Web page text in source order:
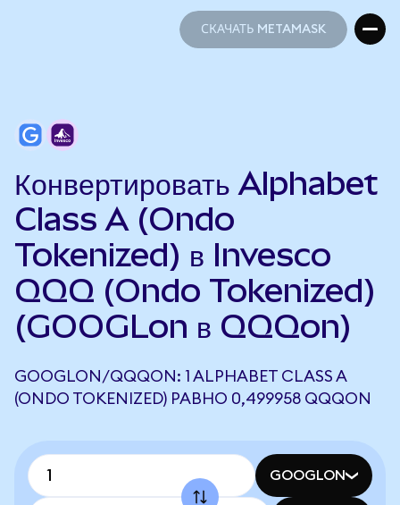
СКАЧАТЬ METAMASK
Конвертировать Alphabet
Class A (Ondo
Tokenized) в Invesco
QQQ (Ondo Tokenized)
(GOOGLon в QQQon)
GOOGLON/QQQON: 1 ALPHABET CLASS A
(ONDO TOKENIZED) РАВНО 0,499958 QQQON
GOOGLON